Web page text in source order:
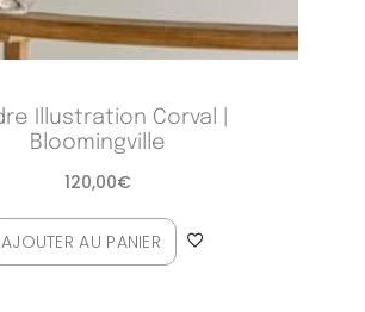
Illustration Corval |
Bloomingville
120,00€
AJOUTER AU PANIER